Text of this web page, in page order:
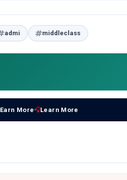
admi middleclass
Earn More Learn More